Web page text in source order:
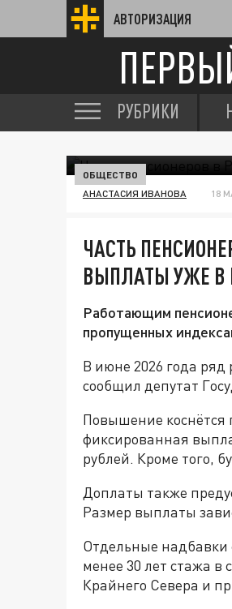
АВТОРИЗАЦИЯ
РУБРИКИ
ОБЩЕСТВО
АНАСТАСИЯ ИВАНОВА 18
ЧАСТЬ
ВЫПЛАТЫ УЖЕ В
Работающим
пропущенных
В июне 2026 года
сообщил депутат
Повышение коснётся
фиксированная
рублей. Кроме того,
Доплаты также
Размер выплаты
Отдельные надбавки
менее 30 лет стажа в
Крайнего Севера и